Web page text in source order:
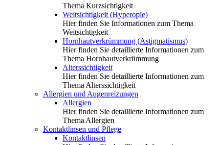
Thema Kurzsichtigkeit
Weitsichtigkeit (Hyperopie)
Hier finden Sie Informationen zum Thema
Weitsichtigkeit
Hornhautverkrümmung (Astigmatismus)
Hier finden Sie detaillierte Informationen zum
Thema Hornhautverkrümmung
Alterssichtigkeit
Hier finden Sie detaillierte Informationen zum
Thema Alterssichtigkeit
Allergien und Augenreizungen
Allergien
Hier finden Sie detaillierte Informationen zum
Thema Allergien
Kontaktlinsen und Pflege
Kontaktlinsen